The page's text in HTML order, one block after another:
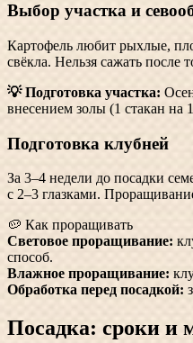
Выбор участка и
Картофель любит рыхлые,
свёкла. Нельзя сажать
💡 Подготовка участка:
внесением золы (1 стакан
Подготовка клубней
За 3–4 недели до посадки
с 2–3 глазками.
🥔 Как проращивать
Световое проращивание:
способ.
Влажное проращивание:
Обработка перед посадкой:
Посадка: сроки и